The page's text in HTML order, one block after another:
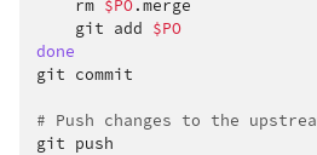
rm $PO
git add $PO
done
git commit
# Push changes to the
git